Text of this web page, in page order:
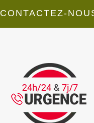
CONTACTEZ-